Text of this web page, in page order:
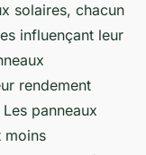
solaires, chacun
influençant leur
rendement
panneaux
moins